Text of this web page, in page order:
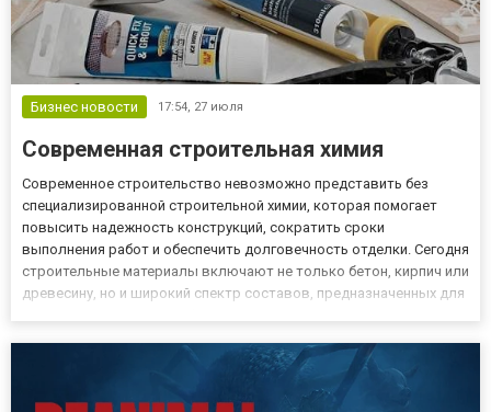
Бизнес новости 17:54, 27 июля
Современная строительная химия
Современное строительство невозможно представить без
специализированной строительной химии, которая помогает
повысить надежность конструкций, сократить сроки
выполнения работ и обеспечить долговечность отделки. Сегодня
строительные материалы включают не только бетон, кирпич или
древесину, но и широкий спектр составов, предназначенных для